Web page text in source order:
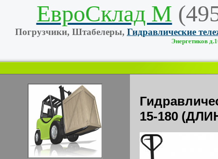
ЕвроСклад М
Погрузчики, Штабелеры, Гидравлические
Энергетиков
15-180